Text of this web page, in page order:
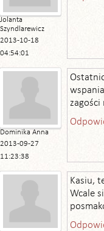
Jolanta
Szyndlarewicz
2013-10-18
04:54:01
Dominika Anna
2013-09-27
11:23:38
zagości
Kasiu,
Wcale